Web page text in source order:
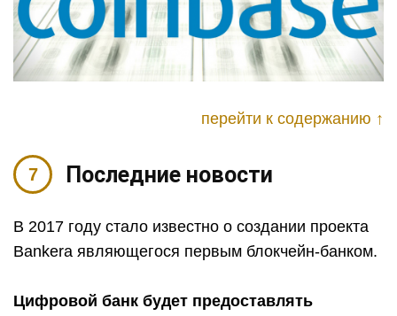
перейти к содержанию ↑
Последние новости
В 2017 году стало известно о создании проекта
Bankera являющегося первым блокчейн-банком.
Цифровой банк будет предоставлять